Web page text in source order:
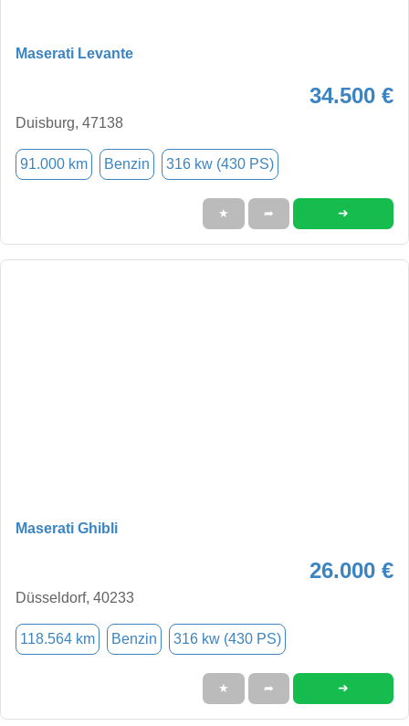
Maserati Levante
34.500 €
Duisburg, 47138
91.000 km Benzin 316 kw (430 PS)
★ ➦ ➜
Maserati Ghibli
26.000 €
Düsseldorf, 40233
118.564 km Benzin 316 kw (430 PS)
★ ➦ ➜